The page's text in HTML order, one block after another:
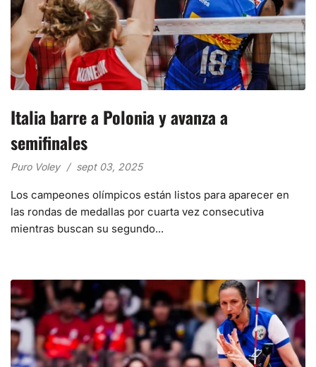
Italia barre a Polonia y avanza a
semifinales
Puro Voley sept 03, 2025
Los campeones olímpicos están listos para aparecer en
las rondas de medallas por cuarta vez consecutiva
mientras buscan su segundo...